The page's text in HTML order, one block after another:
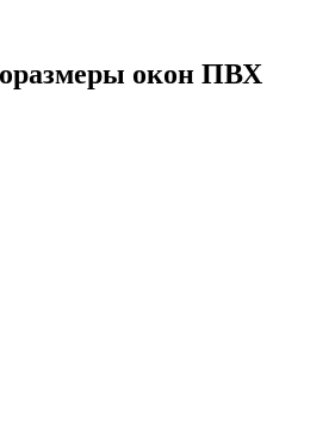
окон ПВХ